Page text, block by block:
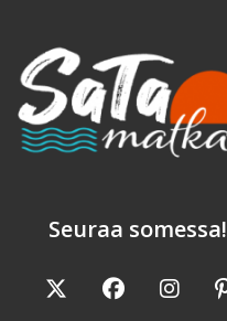
Seuraa somessa!